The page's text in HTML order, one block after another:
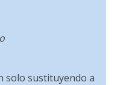
solo sustituyendo a